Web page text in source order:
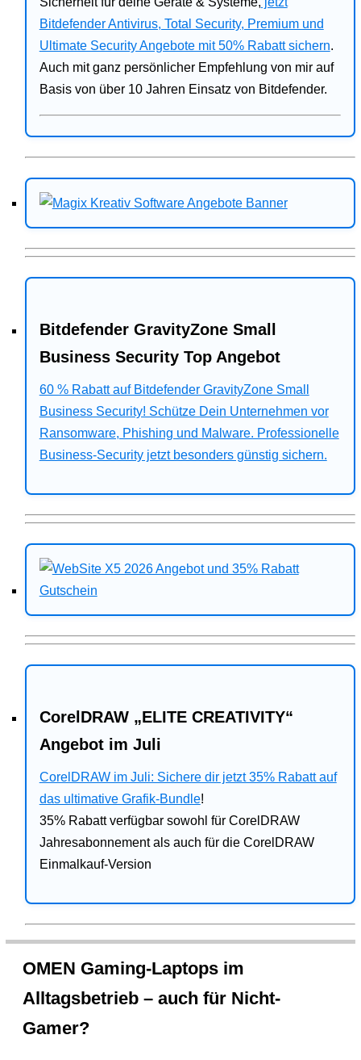
Bitdefender Antivirus, Total Security, Premium und
Ultimate Security Angebote mit 50% Rabatt sichern.
Auch mit ganz persönlicher Empfehlung von mir auf
Basis von über 10 Jahren Einsatz von Bitdefender.
Bitdefender GravityZone Small
Business Security Top Angebot
60 % Rabatt auf Bitdefender GravityZone Small
Business Security! Schütze Dein Unternehmen vor
Ransomware, Phishing und Malware. Professionelle
Business-Security jetzt besonders günstig sichern.
CorelDRAW „ELITE CREATIVITY“
Angebot im Juli
CorelDRAW im Juli: Sichere dir jetzt 35% Rabatt auf
das ultimative Grafik-Bundle!
35% Rabatt verfügbar sowohl für CorelDRAW
Jahresabonnement als auch für die CorelDRAW
Einmalkauf-Version
OMEN Gaming-Laptops im
Alltagsbetrieb – auch für Nicht-
Gamer?